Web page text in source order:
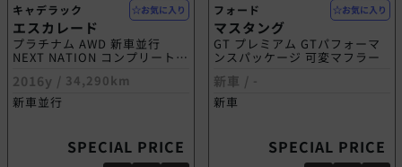
お気に入り
キャデラック
エスカレード
プラチナム AWD 新車並行
NEXT NATION コンプリートモ
2016y / 34,290km
新車並行
SPECIAL PRICE
お気に入り
フォード
マスタング
GT プレミアム GTパフォーマ
ンスパッケージ 可変マフラー
新車 / -
新車
SPECIAL PRICE